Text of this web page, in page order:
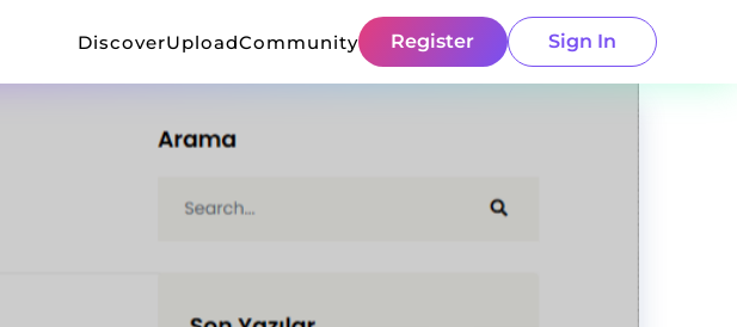
DiscoverUploadCommunity Register Sign In